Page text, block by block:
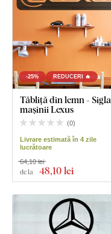
-25% REDUCERI 🔥
Tăbliță din lemn - Sigla
mașinii Lexus
(0)
Livrare estimată în 4 zile
lucrătoare
de la 48,10 lei
64,10 lei